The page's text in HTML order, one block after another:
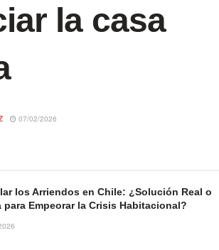
la casa
07/02/2026
los Arriendos en Chile: ¿Solución Real o
para Empeorar la Crisis Habitacional?